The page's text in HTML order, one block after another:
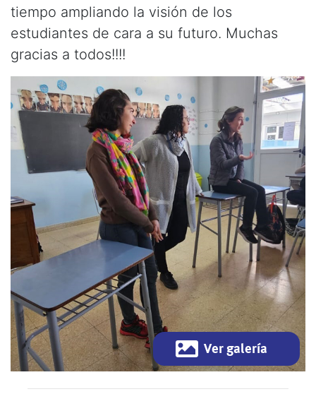
tiempo ampliando la visión de los
estudiantes de cara a su futuro. Muchas
gracias a todos!!!!
Ver galería